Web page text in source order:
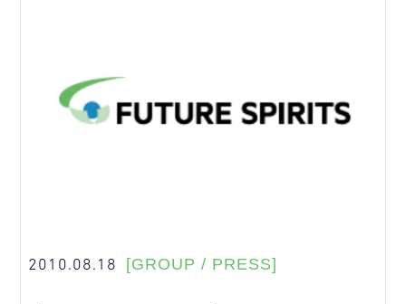
2010.08.18 [GROUP / PRESS]